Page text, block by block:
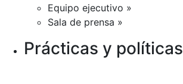
Equipo ejecutivo »
Sala de prensa »
Prácticas y políticas